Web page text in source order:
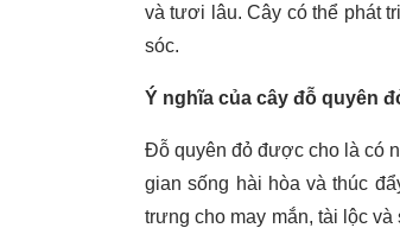
và tươi lâu. Cây có thể phát
sóc.
Ý nghĩa của cây đỗ quyên
Đỗ quyên đỏ được cho là có
gian sống hài hòa và thúc
trưng cho may mắn, tài lộc